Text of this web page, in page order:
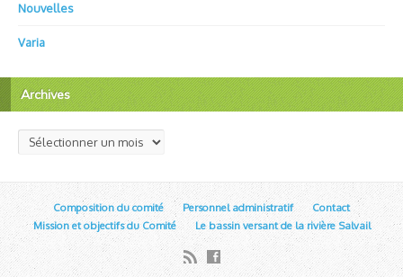
Nouvelles
Varia
Archives
Archives
Composition du comité Personnel administratif
Contact
Mission et objectifs du Comité
Le bassin versant de la rivière Salvail